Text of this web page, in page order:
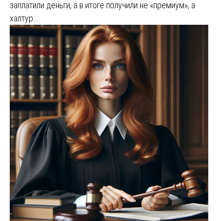
заплатили деньги, а в итоге получили не «премиум», а
халтур…